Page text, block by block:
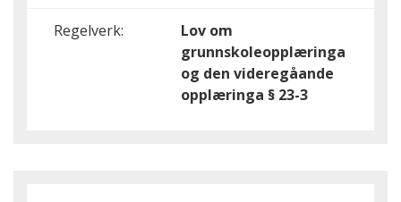
Regelverk:
Lov om
grunnskoleopplæringa
og den videregåande
opplæringa § 23-3